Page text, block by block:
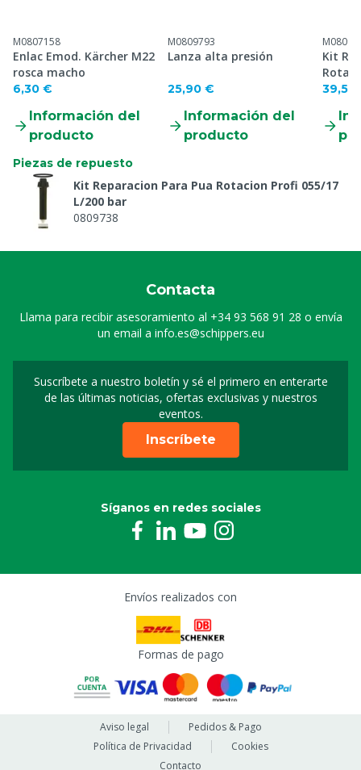
M0807158
Enlac Emod. Kärcher M22
rosca macho
6,30 €
Información del
producto
M0809793
Lanza alta presión
25,90 €
Información del
producto
Kit
39,50
Piezas de repuesto
Kit Reparacion Para Pua Rotacion Profi 055/17
L/200 bar
0809738
Contacta
Llama para recibir asesoramiento al +34 93 568 91 28 o envía
un email a info.es@schippers.eu
Suscríbete a nuestro boletín y sé el primero en enterarte
de las últimas noticias, ofertas exclusivas y nuestros
eventos.
Suscripción a nuestro
Inscríbete
Síganos en redes sociales
Envíos realizados con
Formas de pago
Aviso legal
Pedidos & Pago
Política de Privacidad
Cookies
Contacto